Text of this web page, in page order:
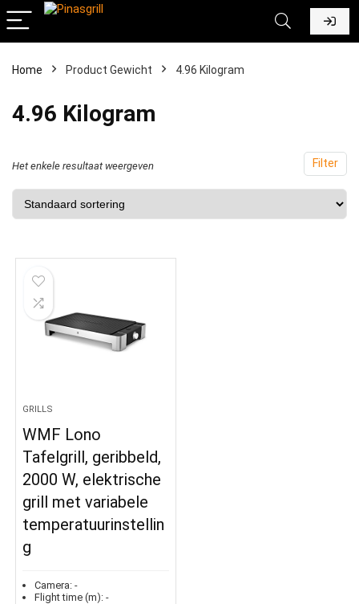
Home Product Gewicht ‎4.96 Kilogram
‎4.96 Kilogram
Filter
Het enkele resultaat weergeven
GRILLS
WMF Lono
Tafelgrill, geribbeld,
2000 W, elektrische
grill met variabele
temperatuurinstellin
g
Camera: -
Flight time (m): -